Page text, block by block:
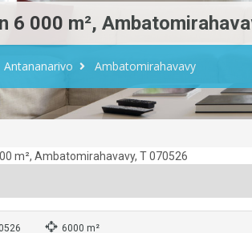
6 000 m²,
Antananarivo Ambatomirahavavy
6000 m²